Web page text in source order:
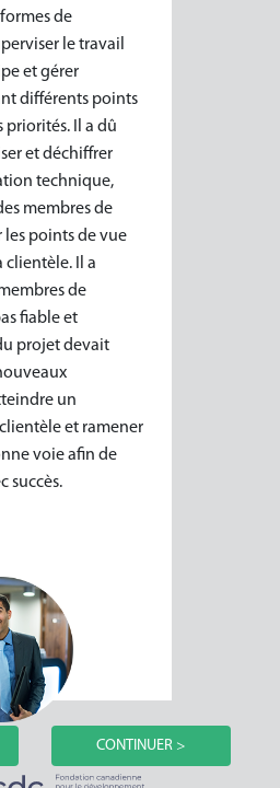
de
le travail
et gérer
différents points
priorités. Il a dû
et déchiffrer
technique,
membres de
les points de vue
clientèle. Il a
de
fiable et
projet devait
un
et ramener
voie afin de
succès.
CONTINUER >